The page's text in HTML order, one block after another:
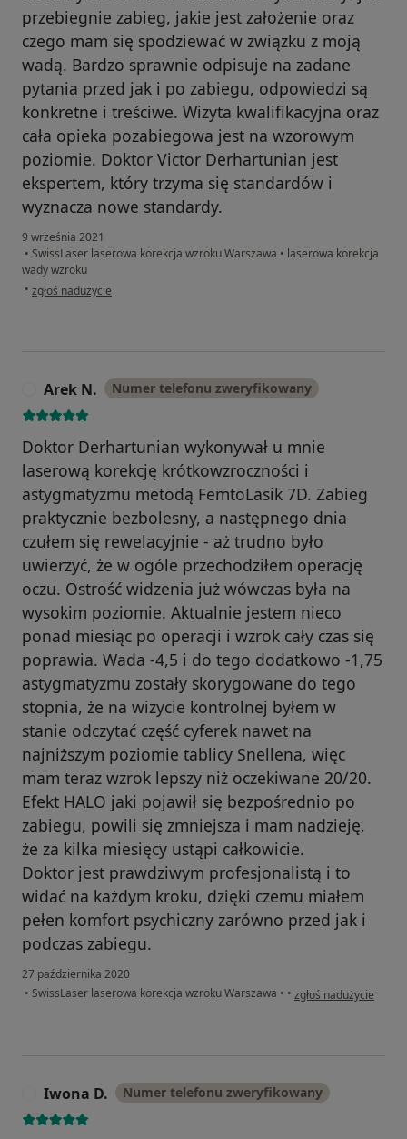
przebiegnie zabieg, jakie jest założenie oraz
czego mam się spodziewać w związku z moją
wadą. Bardzo sprawnie odpisuje na zadane
pytania przed jak i po zabiegu, odpowiedzi są
konkretne i treściwe. Wizyta kwalifikacyjna oraz
cała opieka pozabiegowa jest na wzorowym
poziomie. Doktor Victor Derhartunian jest
ekspertem, który trzyma się standardów i
wyznacza nowe standardy.
9 września 2021
• SwissLaser laserowa korekcja wzroku Warszawa • laserowa korekcja
wady wzroku
• w opinii użytkownika Maciej
zgłoś nadużycie
Arek N. Numer telefonu zweryfikowany
Doktor Derhartunian wykonywał u mnie
laserową korekcję krótkowzroczności i
astygmatyzmu metodą FemtoLasik 7D. Zabieg
praktycznie bezbolesny, a następnego dnia
czułem się rewelacyjnie - aż trudno było
uwierzyć, że w ogóle przechodziłem operację
oczu. Ostrość widzenia już wówczas była na
wysokim poziomie. Aktualnie jestem nieco
ponad miesiąc po operacji i wzrok cały czas się
poprawia. Wada -4,5 i do tego dodatkowo -1,75
astygmatyzmu zostały skorygowane do tego
stopnia, że na wizycie kontrolnej byłem w
stanie odczytać część cyferek nawet na
najniższym poziomie tablicy Snellena, więc
mam teraz wzrok lepszy niż oczekiwane 20/20.
Efekt HALO jaki pojawił się bezpośrednio po
zabiegu, powili się zmniejsza i mam nadzieję,
że za kilka miesięcy ustąpi całkowicie.
Doktor jest prawdziwym profesjonalistą i to
widać na każdym kroku, dzięki czemu miałem
pełen komfort psychiczny zarówno przed jak i
podczas zabiegu.
27 października 2020
• SwissLaser laserowa korekcja wzroku Warszawa • • w opinii użytkownika
zgłoś nadużycie
Iwona D. Numer telefonu zweryfikowany